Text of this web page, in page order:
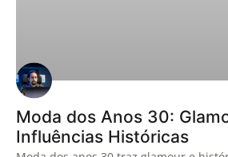
Moda dos Anos 30:
Influências Históricas